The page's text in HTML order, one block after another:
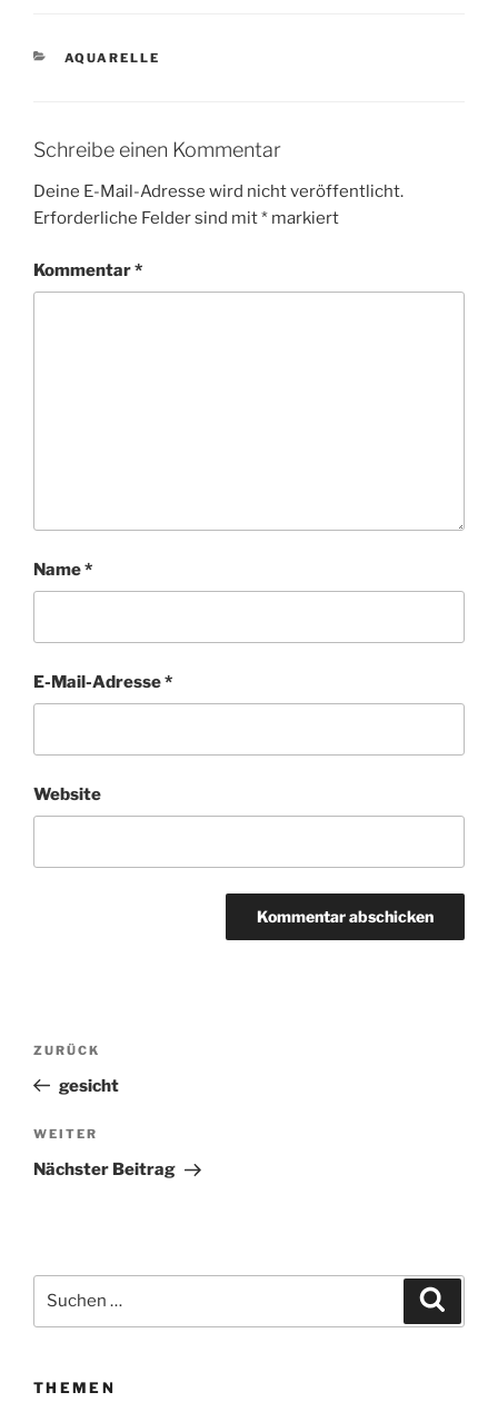
KATEGORIEN
AQUARELLE
Schreibe einen Kommentar
Deine E-Mail-Adresse wird nicht veröffentlicht.
Erforderliche Felder sind mit* markiert
Kommentar*
Name*
E-Mail-Adresse*
Website
Beitragsnavigation
Vorheriger
Beitrag
ZURÜCK
gesicht
Nächster
Beitrag
WEITER
Nächster Beitrag
Suchen
THEMEN